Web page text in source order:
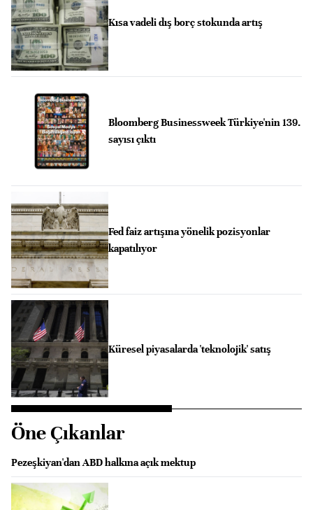
Kısa vadeli dış borç stokunda artış
Bloomberg Businessweek Türkiye'nin 139.
sayısı çıktı
Fed faiz artışına yönelik pozisyonlar
kapatılıyor
Küresel piyasalarda 'teknolojik' satış
Öne Çıkanlar
Pezeşkiyan'dan ABD halkına açık mektup